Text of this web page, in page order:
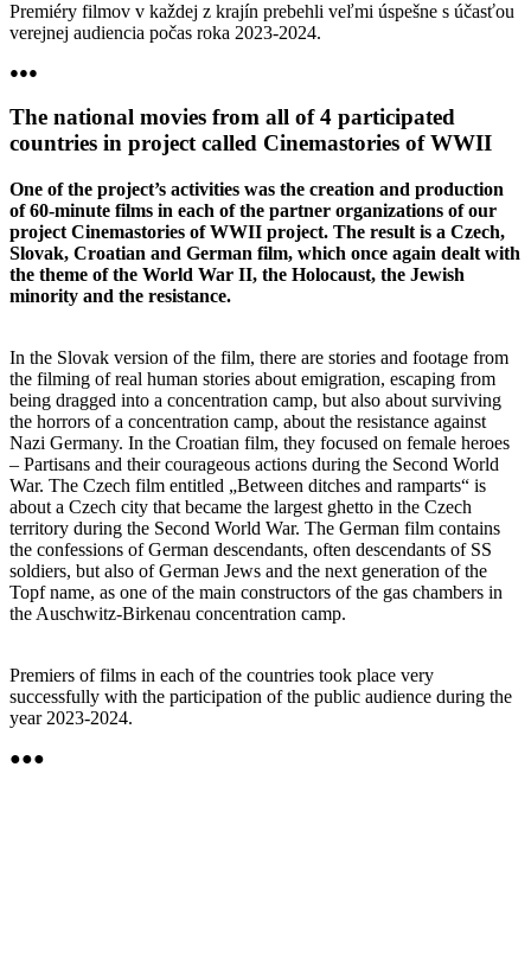
Premiéry filmov v každej z krajín prebehli veľmi úspešne s účasťou
verejnej audiencia počas roka 2023-2024.
●●●
The national movies from all of 4 participated
countries in project called Cinemastories of WWII
One of the project’s activities was the creation and production
of 60-minute films in each of the partner organizations of our
project Cinemastories of WWII project. The result is a Czech,
Slovak, Croatian and German film, which once again dealt with
the theme of the World War II, the Holocaust, the Jewish
minority and the resistance.
In the Slovak version of the film, there are stories and footage from
the filming of real human stories about emigration, escaping from
being dragged into a concentration camp, but also about surviving
the horrors of a concentration camp, about the resistance against
Nazi Germany. In the Croatian film, they focused on female heroes
– Partisans and their courageous actions during the Second World
War. The Czech film entitled „Between ditches and ramparts“ is
about a Czech city that became the largest ghetto in the Czech
territory during the Second World War. The German film contains
the confessions of German descendants, often descendants of SS
soldiers, but also of German Jews and the next generation of the
Topf name, as one of the main constructors of the gas chambers in
the Auschwitz-Birkenau concentration camp.
Premiers of films in each of the countries took place very
successfully with the participation of the public audience during the
year 2023-2024.
●●●